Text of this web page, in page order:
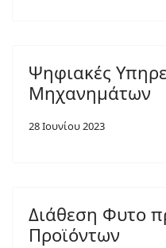
Ψηφιακές
Μηχανημάτων
28 Ιουνίου 2023
Διάθεση Φυτο
Προϊόντων